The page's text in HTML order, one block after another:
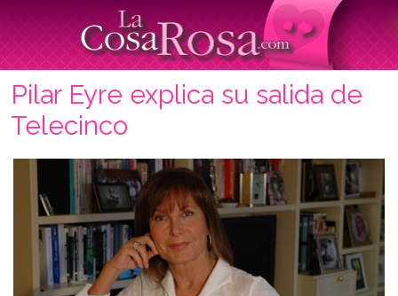
Pilar Eyre explica su salida de
Telecinco